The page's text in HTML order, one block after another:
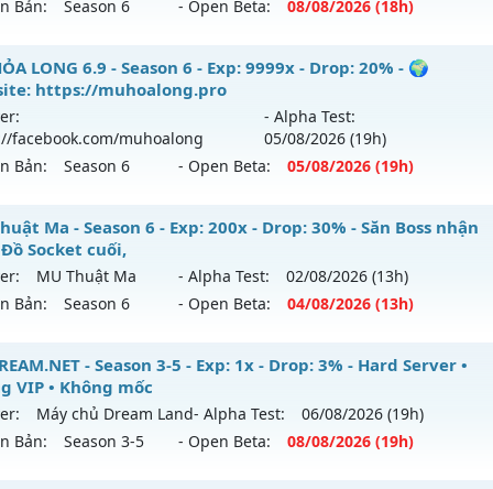
- Drop: 20%
Mu Nguyên bản Webzen
XShield
Bản:
Season 6 - Open Beta: 08/08/2026 (18h)
LONG 6.9 - 🌍 Website: https://muhoalong.pro
ra tháng 08 2026 - Mở máy chủhttps://facebook.com/
08/2626
- Drop: 99%
Mu Nguyên bản Webzen
XShield
LONG 6.9 - Season 6 - Exp: 9999x - Drop: 20% - 🌍
https://muhoalong.pro
facebook.com/muhoalong
- Alpha Test:
05/08/2026 (19h)
Bản:
Season 6 - Open Beta: 05/08/2026 (19h)
LONG 6.9 - 🌍 Website: https://muhoalong.pro
ra tháng 08 2026 - Mở máy chủ https://facebook.com/
05/08/2626
Non Reset
Mu Nguyên bản Webzen
XShield
Ma - Season 6 - Exp: 200x - Drop: 30% - Săn Boss nhận
Socket cuối,
MU Thuật Ma - Alpha Test: 02/08/2026 (13h)
Bản:
Season 6 - Open Beta: 04/08/2026 (13h)
Thuật Ma - Săn Boss nhận Xu & Đồ Socket cuối,
mới ra tháng 08 2026 - Mở máy chủMU Thuật Ma
vào
200x - Drop: 30%
- Season 3-5 - Exp: 1x - Drop: 3% - Hard Server •
VIP • Không mốc
Máy chủ Dream Land- Alpha Test: 06/08/2026 (19h)
Bản:
Season 3-5 - Open Beta: 08/08/2026 (19h)